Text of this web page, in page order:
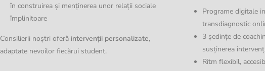
în construirea și menținerea unor relații sociale
împlinitoare
Consilierii noștri oferă intervenții personalizate,
adaptate nevoilor fiecărui student.
Programe digitale
transdiagnostic
3 ședințe de
susținerea
Ritm flexibil,